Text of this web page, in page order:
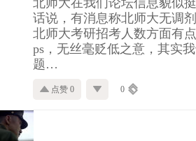
话说，有消息称北师大无调
北师大考研招考人数方面有
ps，无丝毫贬低之意，其实
题…
点赞 0 0